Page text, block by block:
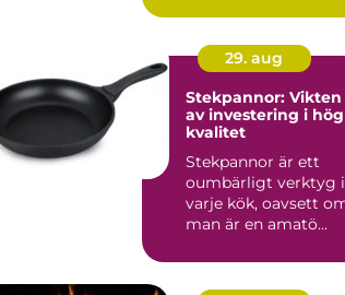
avancerad...
29. aug
Stekpannor: Vikten
av investering i hög
kvalitet
Stekpannor är ett
oumbärligt verktyg i
varje kök, oavsett
man är en amatö...